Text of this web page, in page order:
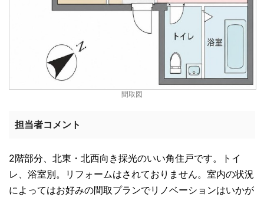
間取図
担当者コメント
2階部分、北東・北西向き採光のいい角住戸です。トイ
レ、浴室別。リフォームはされておりません。室内の状況
によってはお好みの間取プランでリノベーションはいかが